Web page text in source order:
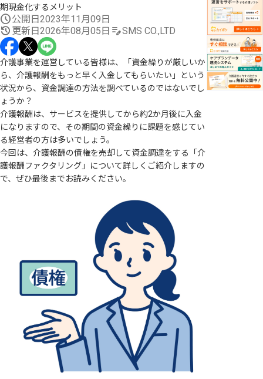
期現金化するメリット
公開日 2023年11月09日
更新日 2026年08月05日 SMS CO.,LTD
介護事業を運営している皆様は、「資金繰りが厳しいか
ら、介護報酬をもっと早く入金してもらいたい」という
状況から、資金調達の方法を調べているのではないでし
ょうか？
介護報酬は、サービスを提供してから約2か月後に入金
になりますので、その期間の資金繰りに課題を感じてい
る経営者の方は多いでしょう。
今回は、介護報酬の債権を売却して資金調達をする「介
護報酬ファクタリング」について詳しくご紹介しますの
で、ぜひ最後までお読みください。